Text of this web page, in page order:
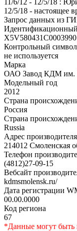
12/5/18 - настоящее
Запрос данных из
X5V580431C0003990
Контрольный символ
не используется
Марка
ОАО Завод КДМ им.
Модельный год
2012
Страна
Россия
Страна
Russia
Адрес производителя
214012 Смоленская
Телефон
(4812)27-09-15
Вебсайт
kdmsmolensk.ru/
Дата регистрации
00.00.0000
Код региона
67
*Данные могут быть